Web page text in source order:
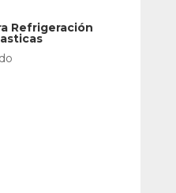
Refrigeración